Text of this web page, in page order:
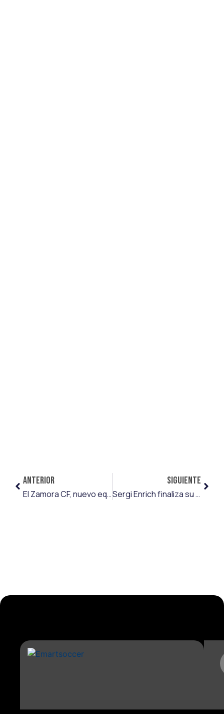
ANTERIOR
El Zamora CF, nuevo equipo de Erik Ruiz
SIGUIENTE
Sergi Enrich finaliza su préstamo a la SD Huesca como segundo máximo goleador del equipo